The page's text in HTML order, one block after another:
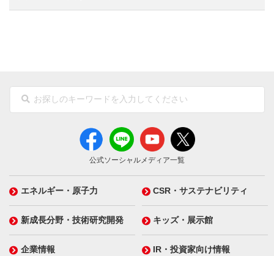
公式ソーシャルメディア一覧
エネルギー・原子力 CSR・サステナビリティ
新成長分野・技術研究開発 キッズ・展示館
企業情報 IR・投資家向け情報